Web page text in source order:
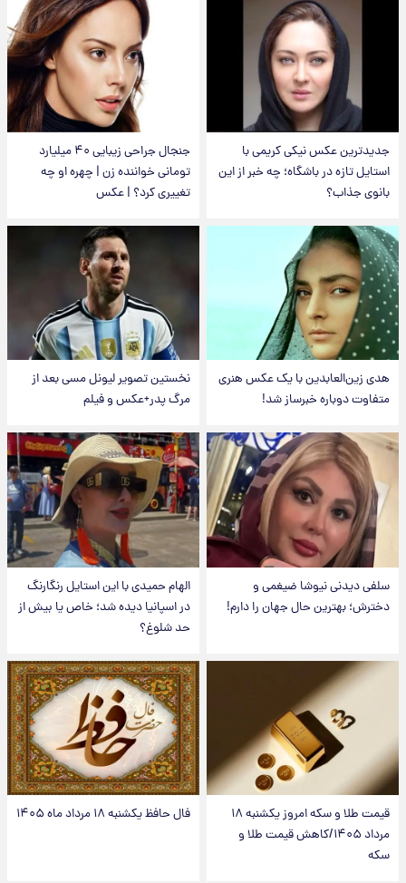
جدیدترین عکس نیکی کریمی با
استایل تازه در باشگاه؛ چه خبر از این
بانوی جذاب؟
جنجال جراحی زیبایی ۴۰ میلیارد
تومانی خواننده زن | چهره او چه
تغییری کرد؟ | عکس
هدی زین‌العابدین با یک عکس هنری
متفاوت دوباره خبرساز شد!
نخستین تصویر لیونل مسی بعد از
مرگ پدر+عکس و فیلم
سلفی دیدنی نیوشا ضیغمی و
دخترش؛ بهترین حال جهان را دارم!
الهام حمیدی با این استایل رنگارنگ
در اسپانیا دیده شد؛ خاص یا بیش از
حد شلوغ؟
قیمت طلا و سکه امروز یکشنبه ۱۸
مرداد ۱۴۰۵/کاهش قیمت طلا و
سکه
فال حافظ یکشنبه ۱۸ مرداد ماه ۱۴۰۵